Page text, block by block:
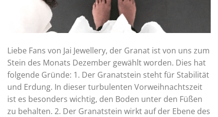
Liebe Fans von Jai Jewellery, der Granat ist von uns zum
Stein des Monats Dezember gewählt worden. Dies hat
folgende Gründe: 1. Der Granatstein steht für Stabilität
und Erdung. In dieser turbulenten Vorweihnachtszeit
ist es besonders wichtig, den Boden unter den Füßen
zu behalten. 2. Der Granatstein wirkt auf der Ebene des